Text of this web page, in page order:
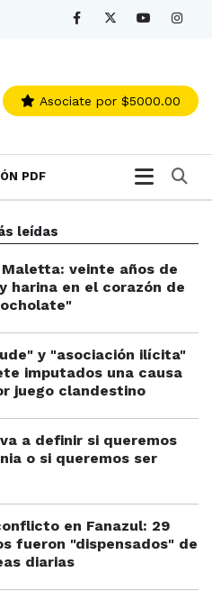
Asociate por $5000.00
PDF
leídas
veinte años de
harina en el corazón de
y "asociación ilícita"
imputados una causa
juego clandestino
a definir si queremos
o si queremos ser
en Fanazul: 29
fueron "dispensados" de
diarias